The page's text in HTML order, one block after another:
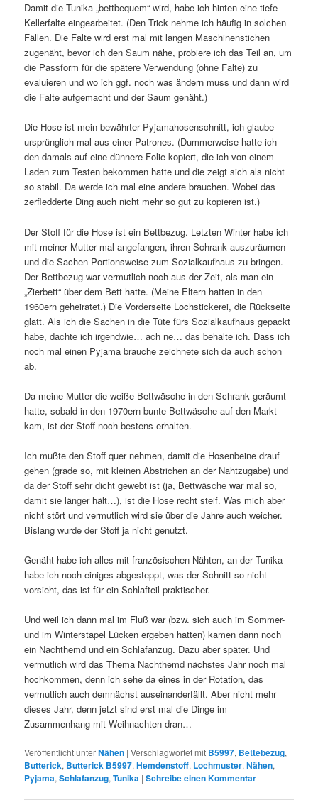
Damit die Tunika „bettbequem“ wird, habe ich hinten eine tiefe
Kellerfalte eingearbeitet. (Den Trick nehme ich häufig in solchen
Fällen. Die Falte wird erst mal mit langen Maschinenstichen
zugenäht, bevor ich den Saum nähe, probiere ich das Teil an, um
die Passform für die spätere Verwendung (ohne Falte) zu
evaluieren und wo ich ggf. noch was ändern muss und dann wird
die Falte aufgemacht und der Saum genäht.)
Die Hose ist mein bewährter Pyjamahosenschnitt, ich glaube
ursprünglich mal aus einer Patrones. (Dummerweise hatte ich
den damals auf eine dünnere Folie kopiert, die ich von einem
Laden zum Testen bekommen hatte und die zeigt sich als nicht
so stabil. Da werde ich mal eine andere brauchen. Wobei das
zerfledderte Ding auch nicht mehr so gut zu kopieren ist.)
Der Stoff für die Hose ist ein Bettbezug. Letzten Winter habe ich
mit meiner Mutter mal angefangen, ihren Schrank auszuräumen
und die Sachen Portionsweise zum Sozialkaufhaus zu bringen.
Der Bettbezug war vermutlich noch aus der Zeit, als man ein
„Zierbett“ über dem Bett hatte. (Meine Eltern hatten in den
1960ern geheiratet.) Die Vorderseite Lochstickerei, die Rückseite
glatt. Als ich die Sachen in die Tüte fürs Sozialkaufhaus gepackt
habe, dachte ich irgendwie… ach ne… das behalte ich. Dass ich
noch mal einen Pyjama brauche zeichnete sich da auch schon
ab.
Da meine Mutter die weiße Bettwäsche in den Schrank geräumt
hatte, sobald in den 1970ern bunte Bettwäsche auf den Markt
kam, ist der Stoff noch bestens erhalten.
Ich mußte den Stoff quer nehmen, damit die Hosenbeine drauf
gehen (grade so, mit kleinen Abstrichen an der Nahtzugabe) und
da der Stoff sehr dicht gewebt ist (ja, Bettwäsche war mal so,
damit sie länger hält…), ist die Hose recht steif. Was mich aber
nicht stört und vermutlich wird sie über die Jahre auch weicher.
Bislang wurde der Stoff ja nicht genutzt.
Genäht habe ich alles mit französischen Nähten, an der Tunika
habe ich noch einiges abgesteppt, was der Schnitt so nicht
vorsieht, das ist für ein Schlafteil praktischer.
Und weil ich dann mal im Fluß war (bzw. sich auch im Sommer-
und im Winterstapel Lücken ergeben hatten) kamen dann noch
ein Nachthemd und ein Schlafanzug. Dazu aber später. Und
vermutlich wird das Thema Nachthemd nächstes Jahr noch mal
hochkommen, denn ich sehe da eines in der Rotation, das
vermutlich auch demnächst auseinanderfällt. Aber nicht mehr
dieses Jahr, denn jetzt sind erst mal die Dinge im
Zusammenhang mit Weihnachten dran…
Veröffentlicht unterNähen |Verschlagwortet mit B5997, Bettebezug,
Butterick, Butterick B5997,Hemdenstoff, Lochmuster,Nähen,
Pyjama,Schlafanzug,Tunika |Schreibe einen Kommentar